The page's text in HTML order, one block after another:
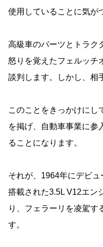
使用していることに気が
高級車のパーツとトラク
怒りを覚えたフェルッチ
談判します。しかし、相
このことをきっかけにし
を掲げ、自動車事業に参
ることになります。
それが、1964年にデビ
搭載された3.5L V12エン
り、フェラーリを凌駕す
す。